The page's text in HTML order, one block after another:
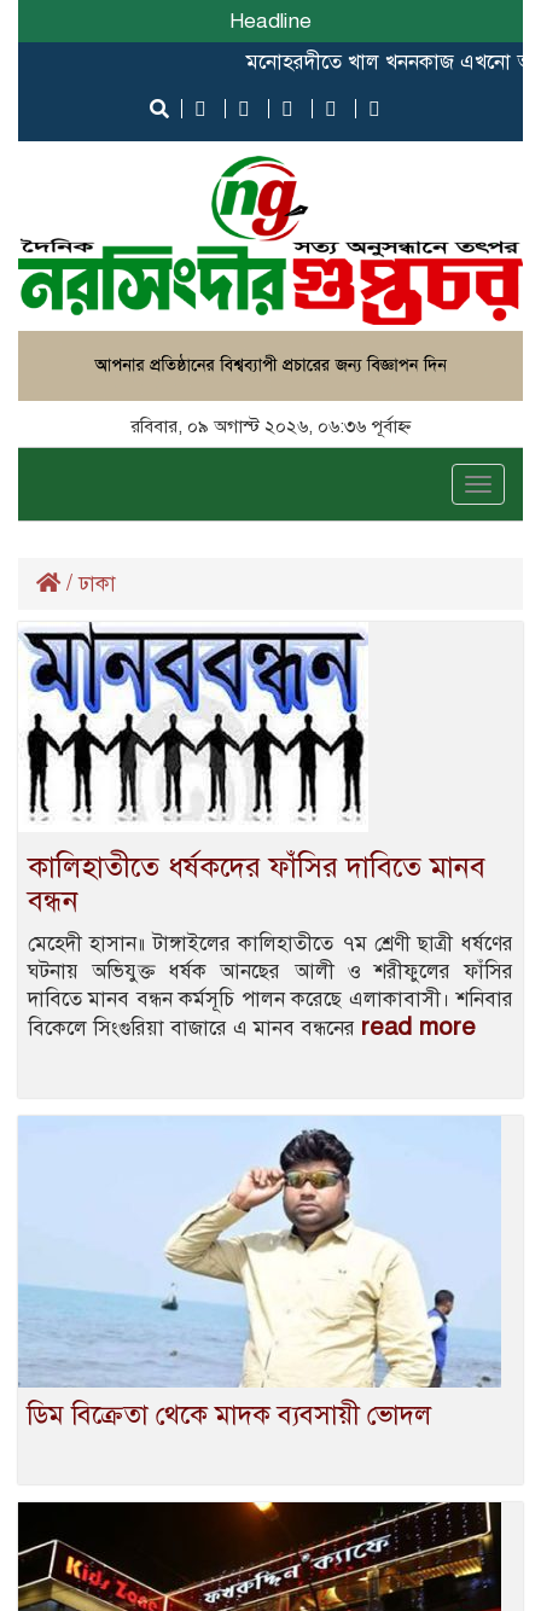
Headline
মনোহরদীতে খাল খননকাজ এখনো
রবিবার, ০৯ অগাস্ট ২০২৬, ০৬:৩৬ পূর্বাহ্ন
Toggle
/ঢাকা
কালিহাতীতে ধর্ষকদের ফাঁসির দাবিতে মানব
বন্ধন
মেহেদী হাসান॥ টাঙ্গাইলের কালিহাতীতে ৭ম শ্রেণী ছাত্রী ধর্ষণের
ঘটনায় অভিযুক্ত ধর্ষক আনছের আলী ও শরীফুলের ফাঁসির
দাবিতে মানব বন্ধন কর্মসূচি পালন করেছে এলাকাবাসী। শনিবার
বিকেলে সিংগুরিয়া বাজারে এ মানব বন্ধনের read more
ডিম বিক্রেতা থেকে মাদক ব্যবসায়ী ভোদল